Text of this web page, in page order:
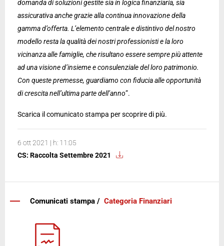
domanda di soluzioni gestite sia in logica finanziaria, sia
assicurativa anche grazie alla continua innovazione della
gamma d’offerta. L’elemento centrale e distintivo del nostro
modello resta la qualità dei nostri professionisti e la loro
vicinanza alle famiglie, che risultano essere sempre più attente
ad una visione d’insieme e consulenziale del loro patrimonio.
Con queste premesse, guardiamo con fiducia alle opportunità
di crescita nell’ultima parte dell’anno”.
Scarica il comunicato stampa per scoprire di più.
6 ott 2021 | h: 11:05
CS: Raccolta Settembre 2021
Comunicati stampa / Categoria Finanziari